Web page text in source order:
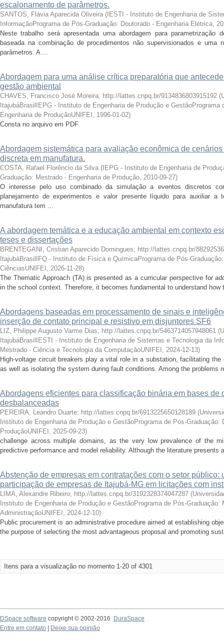
escalonamento de parâmetros.
SANTOS, Flávia Aparecida Oliveira ( IESTI - Instituto de Engenharia de
InformaçãoPrograma de Pós-Graduação: Doutorado - Engenharia Elétrica,
Neste trabalho será apresentada uma abordagem para parametrização
baseada na combinação de procedimentos não supervisionados e uma
parâmetros. A ...
Abordagem para uma análise crítica preparatória que
gestão ambiental
CHAVES, Francisco José Moreira; http://lattes.cnpq.br/9134836803915192 (
ItajubáBrasilIEPG - Instituto de Engenharia de Produção e GestãoPrograma
Engenharia de ProduçãoUNIFEI , 1996-01-02)
Consta no arquivo em PDF
Abordagem sistemática para avaliação econômica de
discreta em manufatura.
COSTA, Rafael Florêncio da Silva ( IEPG - Instituto de Engenharia de
Graduação: Mestrado - Engenharia de Produção, 2010-09-27)
O interesse pelo uso combinado da simulação a eventos discretos
planejamento de experimentos e valor presente líquido para auxiliar a
manufatura tem ...
A abordagem temática e a educação ambiental em contexto
teses e dissertações
BRENTEGANI, Cristian Aparecido Domingues; http://lattes.cnpq.br/
ItajubáBrasilIFQ - Instituto de Física e QuímicaPrograma de Pós-
CiênciasUNIFEI , 2026-11-28)
The Thematic Approach (TA) is presented as a curricular perspective for
in the school context. Therefore, it becomes fundamental to understand
Abordagens baseadas em processamento de sinais e
inserção de contato principal e resistivo em disjuntores SF6
LIZ, Philippe Augusto Varme Dias; http://lattes.cnpq.br/5463714057948061 (
ItajubáBrasilIESTI - Instituto de Engenharia de Sistemas e Tecnologia da
Mestrado - Ciência e Tecnologia da ComputaçãoUNIFEI , 2024-12-13)
High-voltage circuit breakers play a vital role in a substation, facilitating
as well as isolating the system during fault conditions. Among the problems
Abordagens eficientes para classificação binária em bases de
desbalanceadas
PEREIRA, Leandro Duarte; http://lattes.cnpq.br/6913225650128189 (
Instituto de Engenharia de Produção e GestãoPrograma de Pós-Graduação:
ProduçãoUNIFEI , 2025-09-23)
challenge across multiple domains, as the very low prevalence of the
predictive performance and model reliability. Although the literature presents
Abstenção de empresas em contratações com o setor público:
participação de empresas de Itajubá-MG em licitações com
LIMA, Alexandre Ribeiro; http://lattes.cnpq.br/3192328374047287 (
Instituto de Engenharia de Produção e GestãoPrograma de Pós-Graduação:
AdministraçãoUNIFEI , 2024-12-10)
Public procurement is an administrative procedure aimed at establishing
the purpose of selecting the most advantageous proposal and promoting
Itens para a visualização no momento 1-20 of 4301
DSpace software copyright © 2002-2016
DuraSpace
Entre em contato
Deixe sua opinião